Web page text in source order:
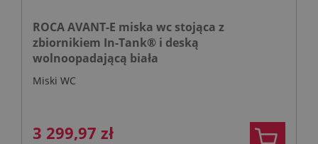
ROCA AVANT-E miska wc stojąca z
zbiornikiem In-Tank® i deską
wolnoopadającą biała
Miski WC
3 299,97 zł